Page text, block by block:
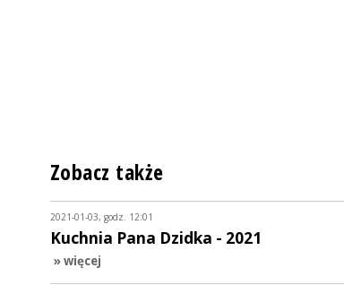
Zobacz także
2021-01-03, godz. 12:01
Kuchnia Pana Dzidka - 2021
» więcej